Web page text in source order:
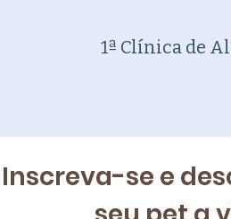
1ª Clínica de
Inscreva-se e